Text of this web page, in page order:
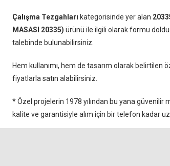
Çalışma Tezgahları kategorisinde yer alan
MASASI 20335) ürünü ile ilgili olarak formu
talebinde bulunabilirsiniz.
Hem kullanımı, hem de tasarım olarak belirtilen
fiyatlarla satın alabilirsiniz.
* Özel projelerin 1978 yılından bu yana güvenilir
kalite ve garantisiyle alım için bir telefon kadar